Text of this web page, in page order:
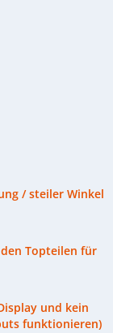
/ steiler Winkel
den Topteilen für
und kein
funktionieren)